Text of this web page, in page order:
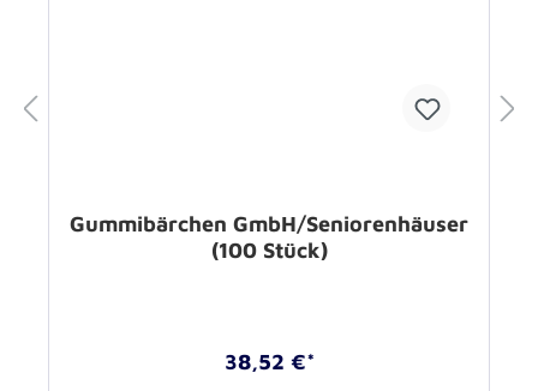
Gummibärchen GmbH/Seniorenhäuser
(100 Stück)
38,52 €*